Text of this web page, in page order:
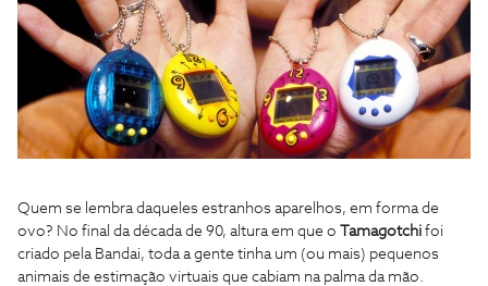
Quem se lembra daqueles estranhos aparelhos, em forma de
ovo? No final da década de 90, altura em que o Tamagotchi foi
criado pela Bandai, toda a gente tinha um (ou mais) pequenos
animais de estimação virtuais que cabiam na palma da mão.